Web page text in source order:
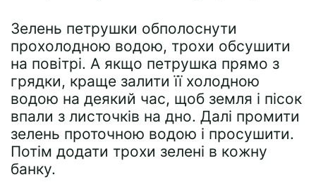
Зелень петрушки обполоснути
прохолодною водою, трохи обсушити
на повітрі. А якщо петрушка прямо з
грядки, краще залити її холодною
водою на деякий час, щоб земля і пісок
впали з листочків на дно. Далі промити
зелень проточною водою і просушити.
Потім додати трохи зелені в кожну
банку.